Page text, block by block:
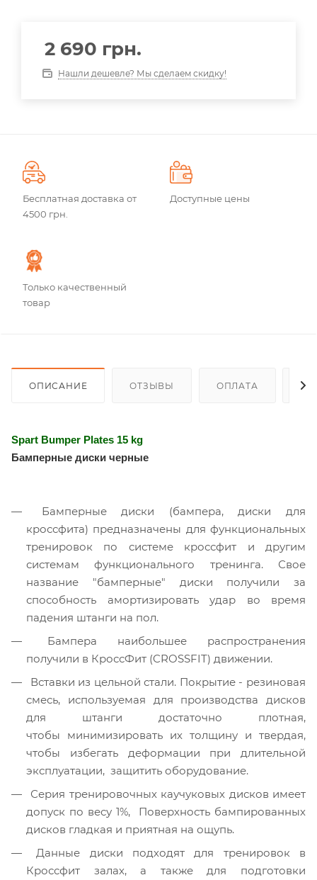
2 690 грн.
Нашли дешевле? Мы сделаем скидку!
Бесплатная доставка от
4500 грн.
Доступные цены
Только качественный
товар
ОПИСАНИЕ ОТЗЫВЫ ОПЛАТА
Spart Bumper Plates 15 kg
Бамперные диски черные
Бамперные диски (бампера, диски для
кроссфита) предназначены для функциональных
тренировок по системе кроссфит и другим
системам функционального тренинга. Свое
название "бамперные" диски получили за
способность амортизировать удар во время
падения штанги на пол.
Бампера наибольшее распространения
получили в КроссФит (CROSSFIT) движении.
Вставки из цельной стали. Покрытие - резиновая
смесь, используемая для производства дисков
для штанги достаточно плотная,
чтобы минимизировать их толщину и твердая,
чтобы избегать деформации при длительной
эксплуатации, защитить оборудование.
Серия тренировочных каучуковых дисков имеет
допуск по весу 1%, Поверхность бампированных
дисков гладкая и приятная на ощупь.
Данные диски подходят для тренировок в
Кроссфит залах, а также для подготовки